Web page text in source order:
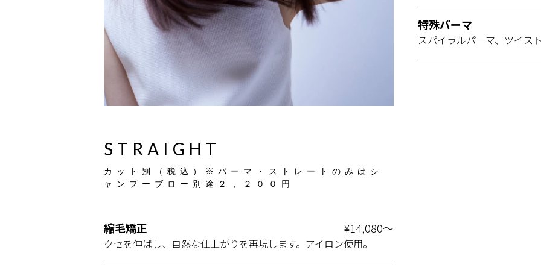
S T R A I G H T
カット別（税込）※パーマ・ストレートのみはシ
ャンプーブロー別途２，２００円
縮毛矯正 ¥14,080～
クセを伸ばし、自然な仕上がりを再現します。アイロン使用。
特殊パーマ
スパイラルパーマ、ツイス